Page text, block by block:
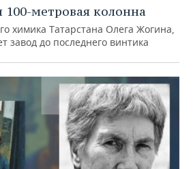
метровая колонна
химика Татарстана Олега Жогина,
завод до последнего винтика